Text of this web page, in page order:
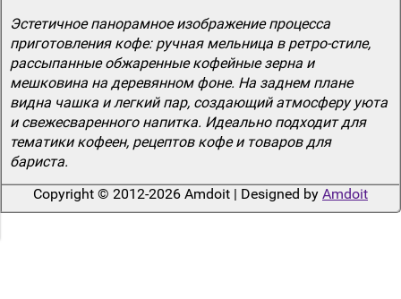
Эстетичное панорамное изображение процесса
приготовления кофе: ручная мельница в ретро-стиле,
рассыпанные обжаренные кофейные зерна и
мешковина на деревянном фоне. На заднем плане
видна чашка и легкий пар, создающий атмосферу уюта
и свежесваренного напитка. Идеально подходит для
тематики кофеен, рецептов кофе и товаров для
бариста.
Copyright © 2012-2026 Amdoit | Designed by Amdoit